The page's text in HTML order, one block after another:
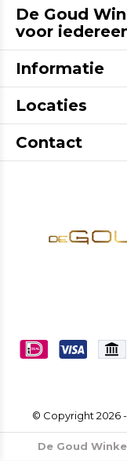
De Goud
voor
Informatie
Locaties
Contact
© Copyright 2026
De Goud